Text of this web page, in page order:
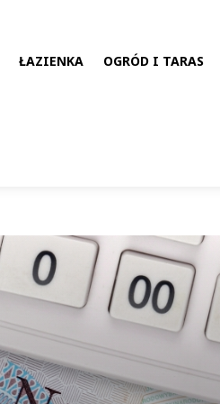
ŁAZIENKA OGRÓD I TARAS